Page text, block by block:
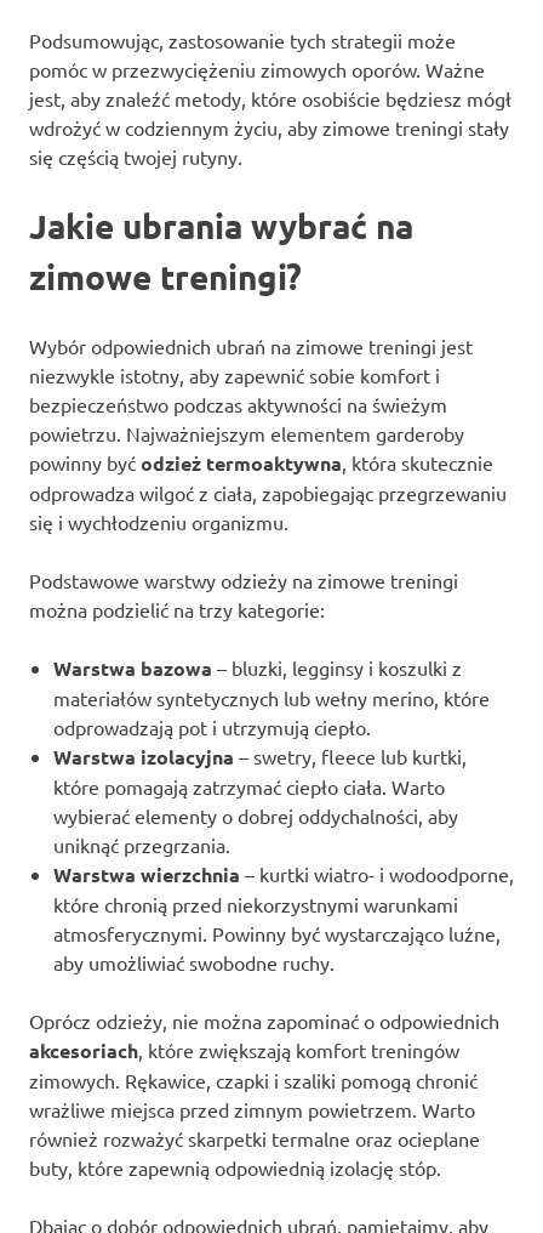
Podsumowując, zastosowanie tych strategii może
pomóc w przezwyciężeniu zimowych oporów. Ważne
jest, aby znaleźć metody, które osobiście będziesz mógł
wdrożyć w codziennym życiu, aby zimowe treningi stały
się częścią twojej rutyny.
Jakie ubrania wybrać na
zimowe treningi?
Wybór odpowiednich ubrań na zimowe treningi jest
niezwykle istotny, aby zapewnić sobie komfort i
bezpieczeństwo podczas aktywności na świeżym
powietrzu. Najważniejszym elementem garderoby
powinny być odzież termoaktywna, która skutecznie
odprowadza wilgoć z ciała, zapobiegając przegrzewaniu
się i wychłodzeniu organizmu.
Podstawowe warstwy odzieży na zimowe treningi
można podzielić na trzy kategorie:
Warstwa bazowa – bluzki, legginsy i koszulki z
materiałów syntetycznych lub wełny merino, które
odprowadzają pot i utrzymują ciepło.
Warstwa izolacyjna – swetry, fleece lub kurtki,
które pomagają zatrzymać ciepło ciała. Warto
wybierać elementy o dobrej oddychalności, aby
uniknąć przegrzania.
Warstwa wierzchnia – kurtki wiatro- i wodoodporne,
które chronią przed niekorzystnymi warunkami
atmosferycznymi. Powinny być wystarczająco luźne,
aby umożliwiać swobodne ruchy.
Oprócz odzieży, nie można zapominać o odpowiednich
akcesoriach, które zwiększają komfort treningów
zimowych. Rękawice, czapki i szaliki pomogą chronić
wrażliwe miejsca przed zimnym powietrzem. Warto
również rozważyć skarpetki termalne oraz ocieplane
buty, które zapewnią odpowiednią izolację stóp.
Dbając o dobór odpowiednich ubrań, pamiętajmy, aby